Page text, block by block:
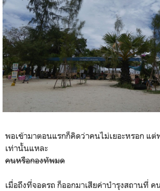
พอเข้ามาตอนแรกก็คิดว่าคนไม่เยอะหรอก แต่
เท่านั้นแหละ
คนหรือกองทัพมด
เมื่อถึงที่จอดรถ ก็ออกมาเสียค่าบำรุงสถานที่